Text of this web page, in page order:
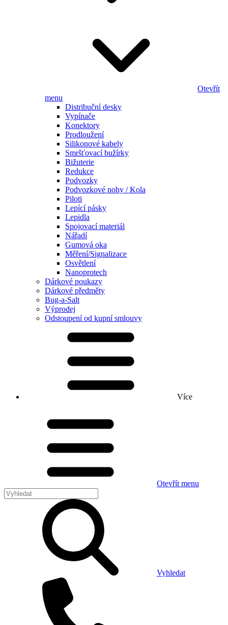
Otevřít
menu
Distribuční desky
Vypínače
Konektory
Prodloužení
Silikonové kabely
Smršťovací bužírky
Bižuterie
Redukce
Podvozky
Podvozkové nohy / Kola
Piloti
Lepící pásky
Lepidla
Spojovací materiál
Nářadí
Gumová oka
Měření/Signalizace
Osvětlení
Nanoprotech
Dárkové poukazy
Dárkové předměty
Bug-a-Salt
Výprodej
Odstoupení od kupní smlouvy
Více
Otevřít menu
Vyhledat